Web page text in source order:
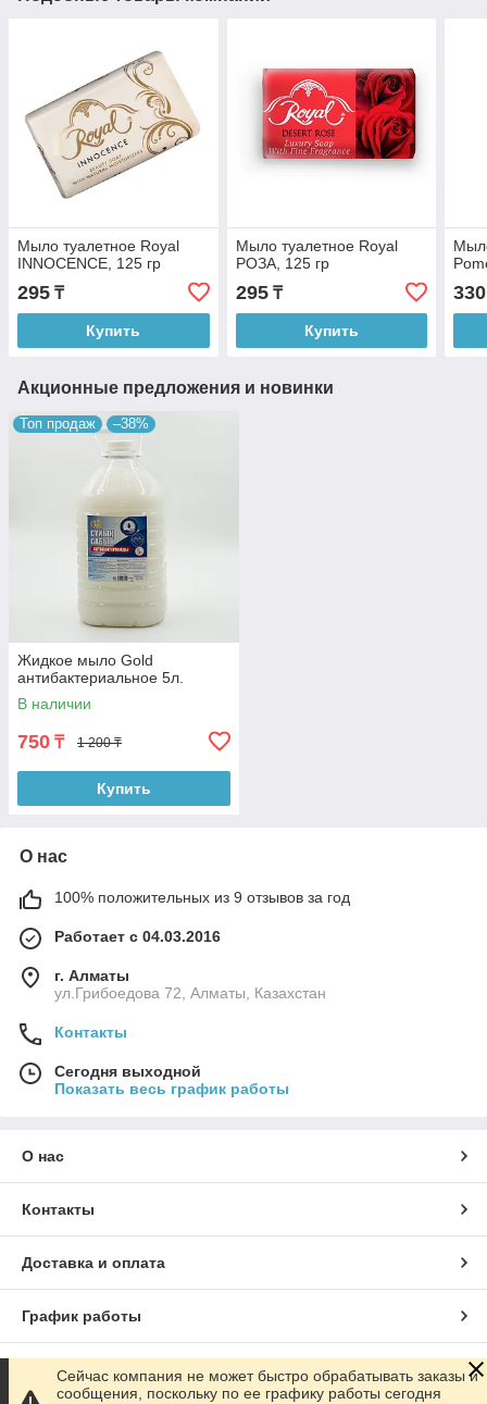
Мыло туалетное Royal
INNOCENCE, 125 гр
295 ₸
Купить
Мыло туалетное Royal
РОЗА, 125 гр
295₸
Купить
330
Акционные предложения и новинки
Топ продаж –38%
Жидкое мыло Gold
антибактериальное 5л.
В наличии
750 ₸ 1 200 ₸
Купить
О нас
100% положительных из 9 отзывов за год
Работает с 04.03.2016
г. Алматы
ул.Грибоедова 72, Алматы, Казахстан
Контакты
Сегодня выходной
Показать весь график работы
О нас
Контакты
Доставка и оплата
График работы
Полная версия сайта
Сейчас компания не может быстро обрабатывать заказы и
сообщения, поскольку по ее графику работы сегодня